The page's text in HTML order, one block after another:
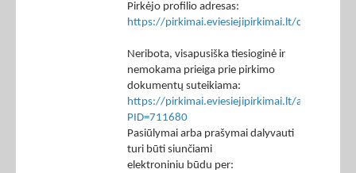
Pirkėjo profilio adresas:
https://pirkimai.eviesiejipirkimai.lt/ctm/
Neribota, visapusiška tiesioginė ir
nemokama prieiga prie pirkimo
dokumentų suteikiama:
https://pirkimai.eviesiejipirkimai.lt/app/rfq/
PID=711680
Pasiūlymai arba prašymai dalyvauti
turi būti siunčiami
elektroniniu būdu per: